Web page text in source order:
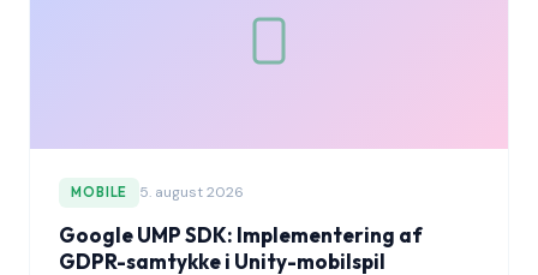
MOBILE 5. august 2026
Google UMP SDK: Implementering af
GDPR-samtykke i Unity-mobilspil